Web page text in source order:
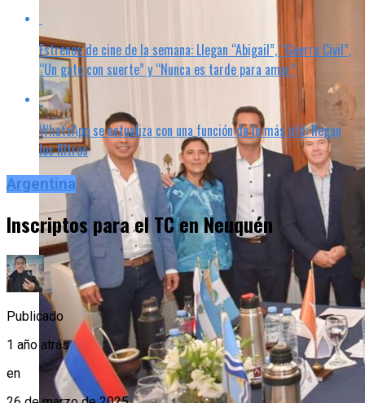
Estrenos de cine de la semana: Llegan “Abigail”, “Guerra Civil”,
“Un gato con suerte” y “Nunca es tarde para amar”
WhatsApp se actualiza con una función de lo más útil: llegan
los filtros
Argentina
Inscriptos para el TC en Neuquén
Publicado
1 año atrás
en